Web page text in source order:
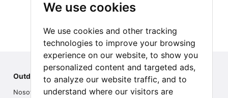
We use cookies
We use cookies and other tracking
technologies to improve your browsing
experience on our website, to show you
personalized content and targeted ads,
to analyze our website traffic, and to
understand where our visitors are
Outdoor Index
Nosotros